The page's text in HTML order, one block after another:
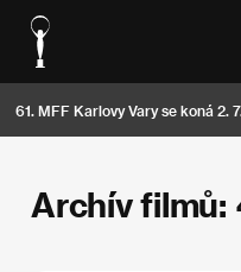
61. MFF Karlovy Vary se koná 2.
Archív filmů: